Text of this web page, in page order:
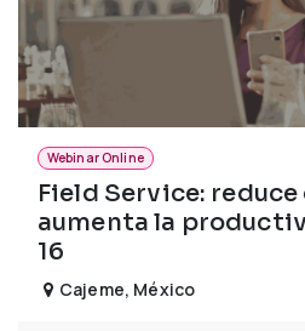
Webinar Online
Field Service:
aumenta la
16
Cajeme, México